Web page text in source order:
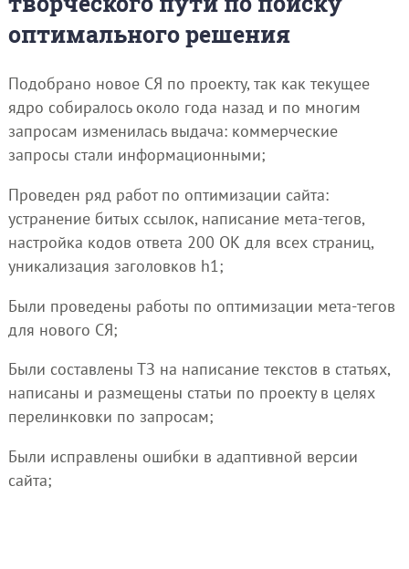
оптимального решения
Подобрано новое СЯ по проекту, так как текущее
ядро собиралось около года назад и по многим
запросам изменилась выдача: коммерческие
запросы стали информационными;
Проведен ряд работ по оптимизации сайта:
устранение битых ссылок, написание мета-тегов,
настройка кодов ответа 200 ОК для всех страниц,
уникализация заголовков h1;
Были проведены работы по оптимизации мета-тегов
для нового СЯ;
Были составлены ТЗ на написание текстов в статьях,
написаны и размещены статьи по проекту в целях
перелинковки по запросам;
Были исправлены ошибки в адаптивной версии
сайта;